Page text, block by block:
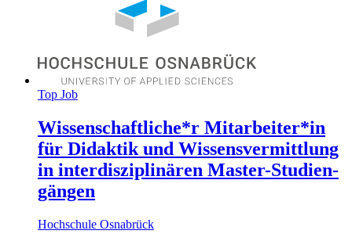
Top Job
Wissenschaftliche*r Mitarbeiter*in
für Didaktik und Wissensvermittlung
in inter­disziplinären Master-Studien­
gängen
Hochschule Osnabrück